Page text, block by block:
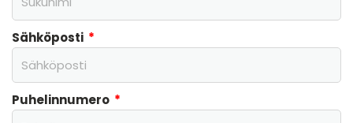
Sähköposti
Puhelinnumero